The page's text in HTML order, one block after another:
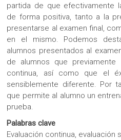
partida de que efectivamente
de forma positiva, tanto a la
presentarse al examen final,
en el mismo. Podemos
alumnos presentados al
de alumnos que previamente
continua, así como que el
sensiblemente diferente. Por
que permite al alumno un
prueba.
Palabras clave
Evaluación continua, evaluación